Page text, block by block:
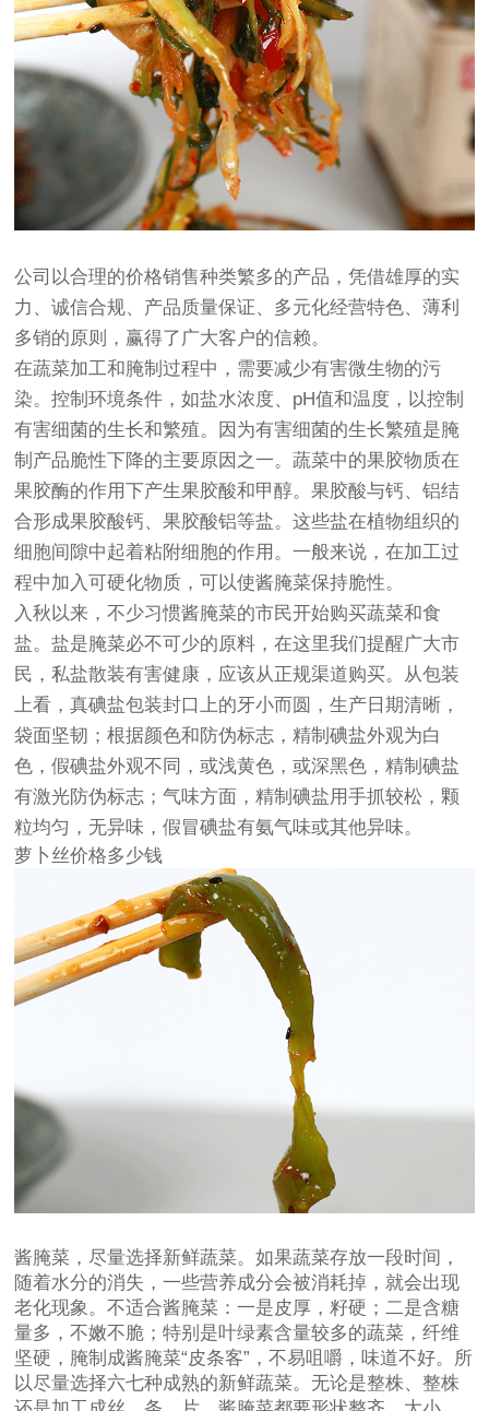
公司以合理的价格销售种类繁多的产品，凭借雄厚的实
力、诚信合规、产品质量保证、多元化经营特色、薄利
多销的原则，赢得了广大客户的信赖。
在蔬菜加工和腌制过程中，需要减少有害微生物的污
染。控制环境条件，如盐水浓度、pH值和温度，以控制
有害细菌的生长和繁殖。因为有害细菌的生长繁殖是腌
制产品脆性下降的主要原因之一。蔬菜中的果胶物质在
果胶酶的作用下产生果胶酸和甲醇。果胶酸与钙、铝结
合形成果胶酸钙、果胶酸铝等盐。这些盐在植物组织的
细胞间隙中起着粘附细胞的作用。一般来说，在加工过
程中加入可硬化物质，可以使酱腌菜保持脆性。
入秋以来，不少习惯酱腌菜的市民开始购买蔬菜和食
盐。盐是腌菜必不可少的原料，在这里我们提醒广大市
民，私盐散装有害健康，应该从正规渠道购买。从包装
上看，真碘盐包装封口上的牙小而圆，生产日期清晰，
袋面坚韧；根据颜色和防伪标志，精制碘盐外观为白
色，假碘盐外观不同，或浅黄色，或深黑色，精制碘盐
有激光防伪标志；气味方面，精制碘盐用手抓较松，颗
粒均匀，无异味，假冒碘盐有氨气味或其他异味。
萝卜丝价格多少钱
酱腌菜，尽量选择新鲜蔬菜。如果蔬菜存放一段时间，
随着水分的消失，一些营养成分会被消耗掉，就会出现
老化现象。不适合酱腌菜：一是皮厚，籽硬；二是含糖
量多，不嫩不脆；特别是叶绿素含量较多的蔬菜，纤维
坚硬，腌制成酱腌菜“皮条客”，不易咀嚼，味道不好。所
以尽量选择六七种成熟的新鲜蔬菜。无论是整株、整株